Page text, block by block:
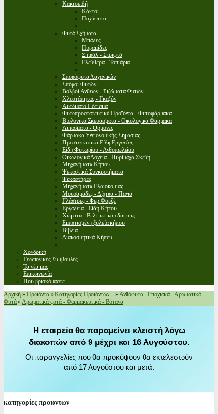
Κακτοειδή
Κάκτοι
Παχύφυτα
Φυτά Σχήματα
Μπάλες
Πυραμίδες
Σπιράλ - Στριφτά
Ελεύθερα - Τοπιάρια
Σπορόφυτα Λαχανικών
Σπόροι Φυτών
Βολβοί Ανθεων - Ριζώματα Φυτών
Χλοοτάπητας - Γκαζόν
Αυτόματο Πότισμα
Φυτοπροστατευτικά Προϊόντα - Φυτοφάρμακα
Βιολογικά Σκευάσματα - Οικολογικά Φάρμακα
Λιπάσματα - Ορμόνες
Φάρμακα Υγειονομικής Σημασίας
Προστατευτικά Είδη Εργασίας
Είδη Φυτωρίου - Ανθοπωλείου
Οικολογικά Δοχεία - Πυρίμαχα Σκεύη
Μηχανήματα Κήπου
Ψεκαστικά Συγκροτήματα
Ψεκαστήρες
Μηχανήματα Ελαιοκομίας
Μουσαμάδες - Δίχτυα - Πανιά
Γλάστρες - Φερ Φορζέ
Εργαλεία - Είδη Κήπου
Χώματα - Βελτιωτικά εδάφους
Εμποτισμένη ξυλεία κήπου
Βιβλία
Διακοσμητικά Κήπου
Χονδρική
Γεωπονικές Συμβουλές
Τα νέα μας
Επικοινωνία
Που βρισκόμαστε
Αρχική » Προϊόντα » Κατηγορίες Προϊόντων... »Ανθόφυτα - Εποχιακά - Αρωματικά
Φυτά »Αρωματικά φυτά - Φαρμακευτικά - Βότανα
Η εταιρεία θα παραμείνει κλειστή λόγω
διακοπών από 9 μέχρι και 16 Αυγούστου.
Οι παραγγελίες που θα προκύψουν θα εκτελεστούν
από 17 Αυγούστου και μετά.
κατηγορίες προιόντων